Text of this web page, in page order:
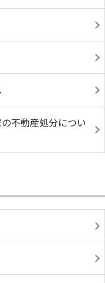
不動産処分につい